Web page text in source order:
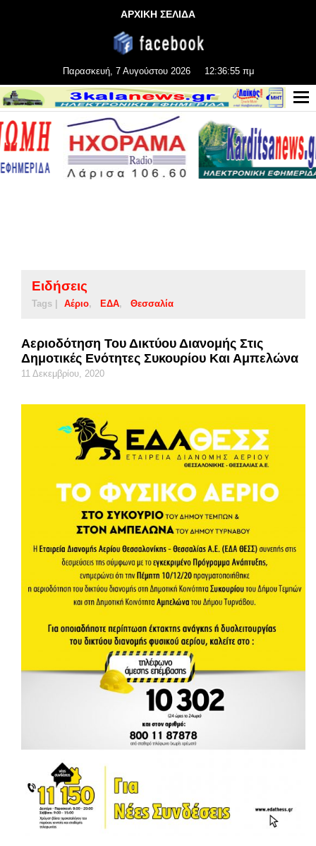
ΑΡΧΙΚΗ ΣΕΛΙΔΑ
Παρασκευή, 7 Αυγούστου 2026 12:36:55 πμ
Ειδήσεις
Tags | Αέριο ΕΔΑ Θεσσαλία
Αεριοδότηση Του Δικτύου Διανομής Στις
Δημοτικές Ενότητες Συκουρίου Και Αμπελώνα
11 Δεκεμβρίου, 2020